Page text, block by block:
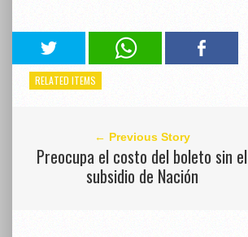
RELATED ITEMS
← Previous Story
Preocupa el costo del boleto sin el
subsidio de Nación